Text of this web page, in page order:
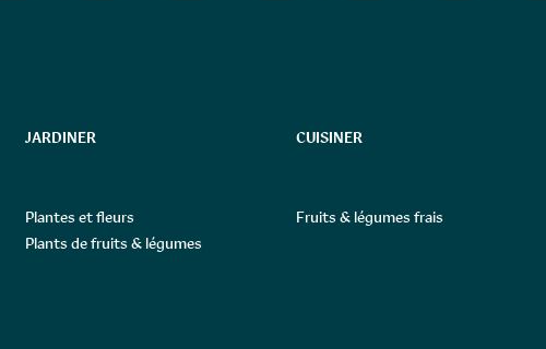
JARDINER
Plantes et fleurs
Plants de fruits & légumes
CUISINER
Fruits & légumes frais